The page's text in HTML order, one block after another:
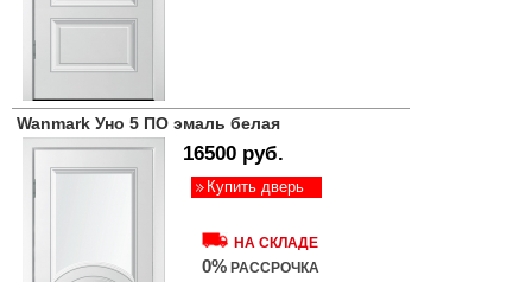
Wanmark Уно 5 ПО эмаль белая
16500 руб.
Купить дверь
НА СКЛАДЕ
0% РАССРОЧКА